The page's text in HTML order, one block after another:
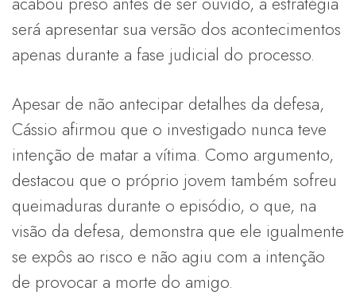
será apresentar sua versão dos acontecimentos
apenas durante a fase judicial do processo.
Apesar de não antecipar detalhes da defesa,
Cássio afirmou que o investigado nunca teve
intenção de matar a vítima. Como argumento,
destacou que o próprio jovem também sofreu
queimaduras durante o episódio, o que, na
visão da defesa, demonstra que ele igualmente
se expôs ao risco e não agiu com a intenção
de provocar a morte do amigo.